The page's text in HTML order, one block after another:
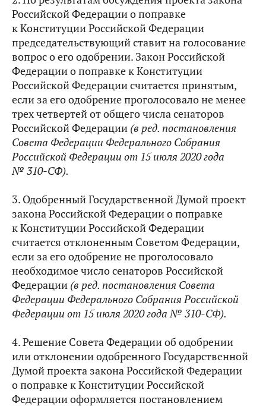
Российской Федерации о поправке
к Конституции Российской Федерации
председательствующий ставит на голосование
вопрос о его одобрении. Закон Российской
Федерации о поправке к Конституции
Российской Федерации считается принятым,
если за его одобрение проголосовало не менее
трех четвертей от общего числа сенаторов
Российской Федерации (в ред. постановления
Совета Федерации Федерального Собрания
Российской Федерации от 15 июля 2020 года
№ 310-СФ).
3. Одобренный Государственной Думой проект
закона Российской Федерации о поправке
к Конституции Российской Федерации
считается отклоненным Советом Федерации,
если за его одобрение не проголосовало
необходимое число сенаторов Российской
Федерации (в ред. постановления Совета
Федерации Федерального Собрания Российской
Федерации от 15 июля 2020 года № 310-СФ).
4. Решение Совета Федерации об одобрении
или отклонении одобренного Государственной
Думой проекта закона Российской Федерации
о поправке к Конституции Российской
Федерации оформляется постановлением